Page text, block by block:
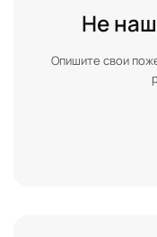
Не
Опишите свои